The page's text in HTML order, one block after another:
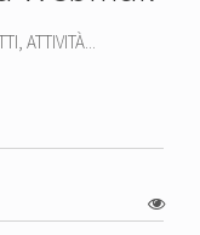
ATTIVITÀ...